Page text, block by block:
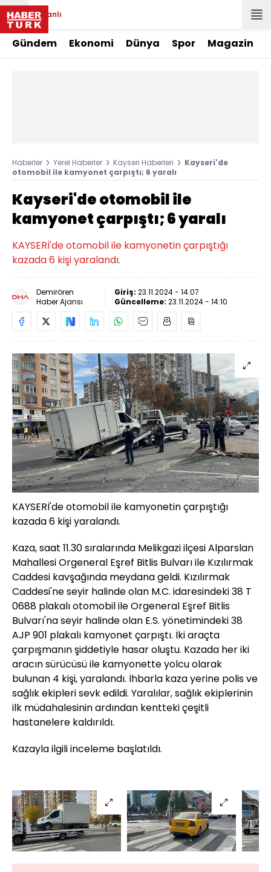
Canlı
Gündem Ekonomi Dünya Spor Magazin
Haberler Yerel Haberler Kayseri Haberleri
Kayseri'de
otomobil ile kamyonet çarpıştı; 6 yaralı
Kayseri'de otomobil ile
kamyonet çarpıştı; 6 yaralı
KAYSERİ'de otomobil ile kamyonetin çarpıştığı
kazada 6 kişi yaralandı.
Demirören
Haber Ajansı
Giriş: 23.11.2024 - 14:07
Güncelleme: 23.11.2024 - 14:10
KAYSERİ'de otomobil ile kamyonetin çarpıştığı
kazada 6 kişi yaralandı.
Kaza, saat 11.30 sıralarında Melikgazi ilçesi Alparslan
Mahallesi Orgeneral Eşref Bitlis Bulvarı ile Kızılırmak
Caddesi kavşağında meydana geldi. Kızılırmak
Caddesi'ne seyir halinde olan M.C. idaresindeki 38 T
0688 plakalı otomobil ile Orgeneral Eşref Bitlis
Bulvarı'na seyir halinde olan E.S. yönetimindeki 38
AJP 901 plakalı kamyonet çarpıştı. İki araçta
çarpışmanın şiddetiyle hasar oluştu. Kazada her iki
aracın sürücüsü ile kamyonette yolcu olarak
bulunan 4 kişi, yaralandı. İhbarla kaza yerine polis ve
sağlık ekipleri sevk edildi. Yaralılar, sağlık ekiplerinin
ilk müdahalesinin ardından kentteki çeşitli
hastanelere kaldırıldı.
Kazayla ilgili inceleme başlatıldı.